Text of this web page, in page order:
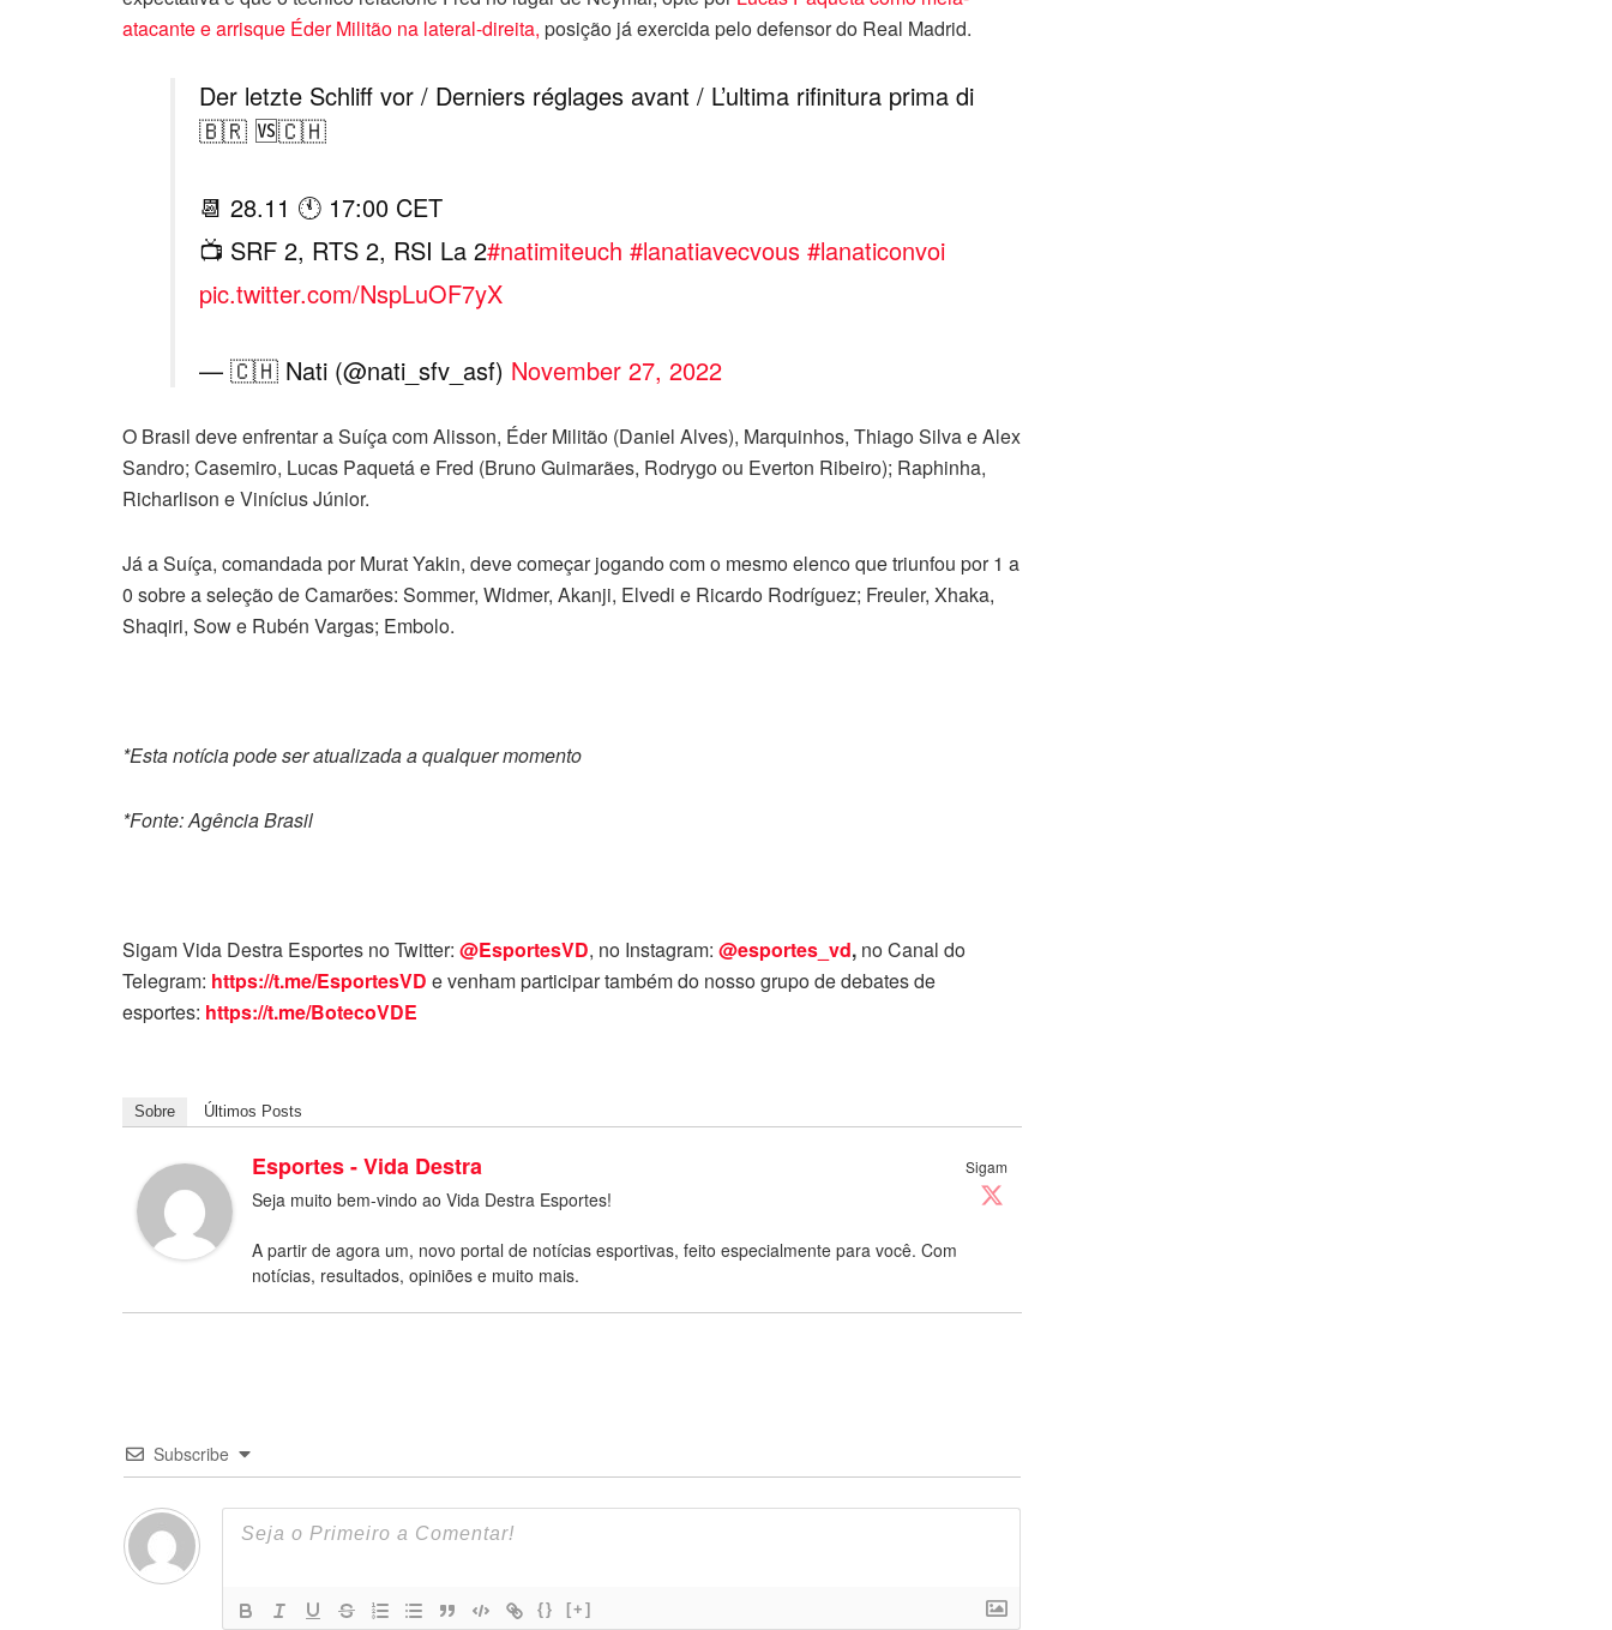
atacante e arrisque Éder Militão na lateral-direita, posição já exercida pelo defensor do Real Madrid.
Der letzte Schliff vor / Derniers réglages avant / L’ultima rifinitura prima di
🇧🇷 🆚🇨🇭
📆 28.11 🕚 17:00 CET
📺 SRF 2, RTS 2, RSI La 2#natimiteuch #lanatiavecvous #lanaticonvoi
pic.twitter.com/NspLuOF7yX
— 🇨🇭 Nati (@nati_sfv_asf) November 27, 2022
O Brasil deve enfrentar a Suíça com Alisson, Éder Militão (Daniel Alves), Marquinhos, Thiago Silva e Alex
Sandro; Casemiro, Lucas Paquetá e Fred (Bruno Guimarães, Rodrygo ou Everton Ribeiro); Raphinha,
Richarlison e Vinícius Júnior.
Já a Suíça, comandada por Murat Yakin, deve começar jogando com o mesmo elenco que triunfou por 1 a
0 sobre a seleção de Camarões: Sommer, Widmer, Akanji, Elvedi e Ricardo Rodríguez; Freuler, Xhaka,
Shaqiri, Sow e Rubén Vargas; Embolo.
*Esta notícia pode ser atualizada a qualquer momento
*Fonte: Agência Brasil
Sigam Vida Destra Esportes no Twitter: @EsportesVD, no Instagram: @esportes_vd, no Canal do
Telegram: https://t.me/EsportesVD e venham participar também do nosso grupo de debates de
esportes: https://t.me/BotecoVDE
Sobre Últimos Posts
Sigam
Esportes - Vida Destra
Seja muito bem-vindo ao Vida Destra Esportes!
A partir de agora um, novo portal de notícias esportivas, feito especialmente para você. Com
notícias, resultados, opiniões e muito mais.
Subscribe
{} [+]